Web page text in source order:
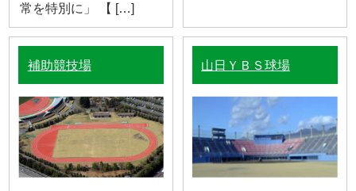
常を特別に」 【 […]
補助競技場 山日ＹＢＳ球場